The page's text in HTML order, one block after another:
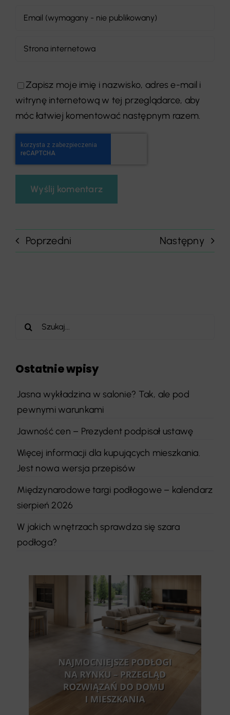
Zapisz moje imię i nazwisko, adres e-mail i
witrynę internetową w tej przeglądarce, aby
móc łatwiej komentować następnym razem.
Poprzedni Następny
Szukaj
Ostatnie wpisy
Jasna wykładzina w salonie? Tak, ale pod
pewnymi warunkami
Jawność cen – Prezydent podpisał ustawę
Więcej informacji dla kupujących mieszkania.
Jest nowa wersja przepisów
Międzynarodowe targi podłogowe – kalendarz
sierpień 2026
W jakich wnętrzach sprawdza się szara
podłoga?